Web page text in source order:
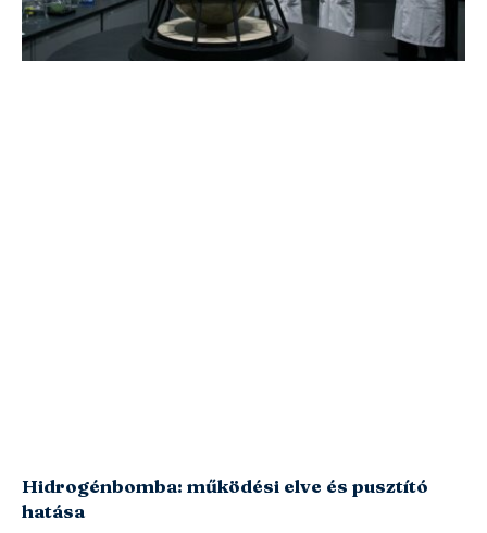
Hidrogénbomba: működési elve és pusztító
hatása